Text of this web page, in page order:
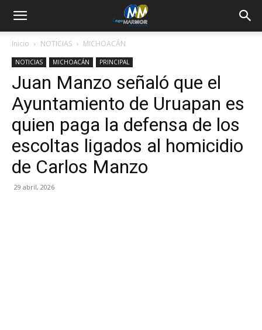
Inicio NOTICIAS MICHOACÁN
NOTICIAS MICHOACÁN PRINCIPAL
Juan Manzo señaló que el
Ayuntamiento de Uruapan es
quien paga la defensa de los
escoltas ligados al homicidio
de Carlos Manzo
29 abril, 2026